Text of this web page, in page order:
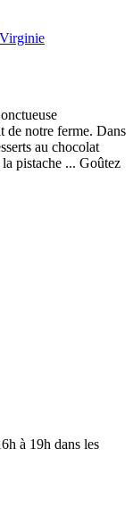
de notre ferme. Dans
au chocolat
pistache ... Goûtez
à 19h dans les